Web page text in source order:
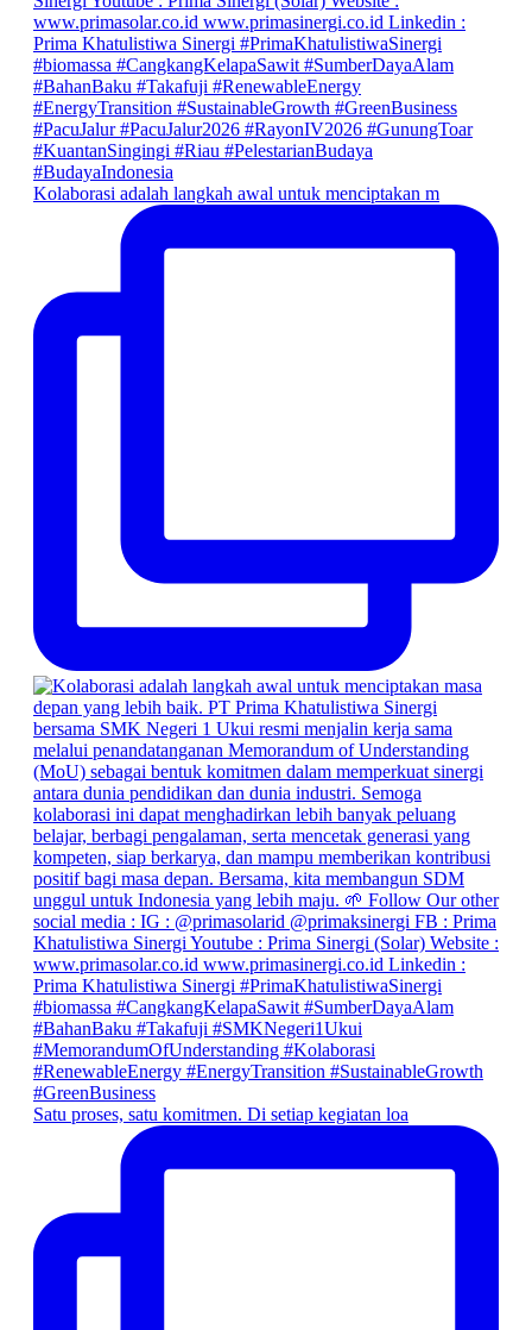
Kolaborasi adalah langkah awal untuk menciptakan m
Satu proses, satu komitmen. Di setiap kegiatan loa